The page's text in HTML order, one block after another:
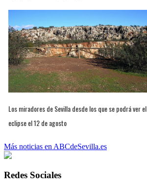
Los miradores de Sevilla desde los que se podrá ver el
eclipse el 12 de agosto
Más noticias en ABCdeSevilla.es
Redes Sociales